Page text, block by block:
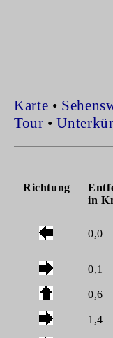
Karte •
Tour •
Richtung
in
0,0
0,1
0,6
1,4